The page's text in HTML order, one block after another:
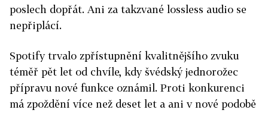
poslech dopřát. Ani za takzvané lossless audio se
nepřiplácí.
Spotify trvalo zpřístupnění kvalitnějšího zvuku
téměř pět let od chvíle, kdy švédský jednorožec
přípravu nové funkce oznámil. Proti konkurenci
má zpoždění více než deset let a ani v nové podobě